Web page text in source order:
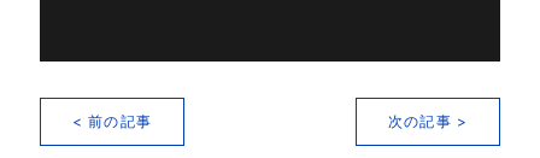
< 前の記事 次の記事 >